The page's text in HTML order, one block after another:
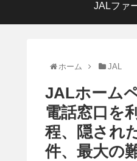
JALファ
ホーム JAL
JALホーム
電話窓口を
程、隠され
件、最大の